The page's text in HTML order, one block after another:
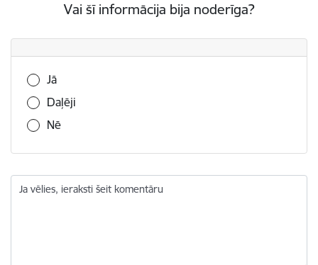
Vai šī informācija bija noderīga?
Vai šī informācija bija noderīga?
Jā
Daļēji
Nē
Ja vēlies, ieraksti šeit komentāru